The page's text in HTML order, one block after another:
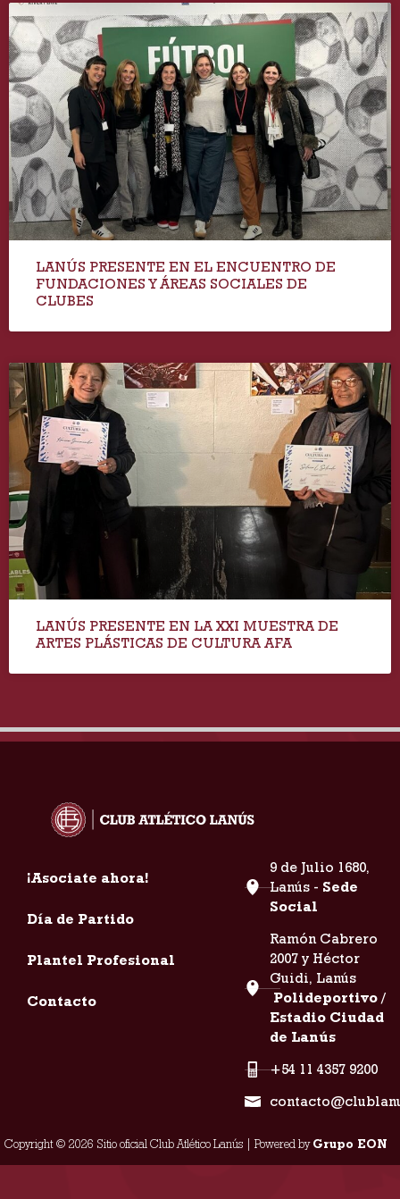
LANÚS PRESENTE EN EL ENCUENTRO DE
FUNDACIONES Y ÁREAS SOCIALES DE
CLUBES
LANÚS PRESENTE EN LA XXI MUESTRA DE
ARTES PLÁSTICAS DE CULTURA AFA
¡Asociate ahora!
Día de Partido
Plantel Profesional
Contacto
9 de Julio 1680,
Lanús - Sede
Social
Ramón Cabrero
2007 y Héctor
Guidi, Lanús
Polideportivo /
Estadio Ciudad
de Lanús
+54 11 4357 9200
Copyright © 2026 Sitio oficial Club Atlético Lanús | Powered byGrupo EON